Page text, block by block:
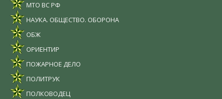
МТО ВС РФ
НАУКА. ОБЩЕСТВО. ОБОРОНА
ОБЖ
ОРИЕНТИР
ПОЖАРНОЕ ДЕЛО
ПОЛИТРУК
ПОЛКОВОДЕЦ